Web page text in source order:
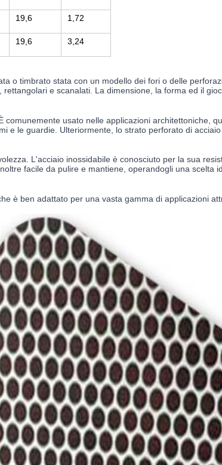
19,6 1,72
19,6 3,24
o timbrato stata con un modello dei fori o delle
e scanalati. La dimensione, la forma ed il
usato nelle applicazioni architettoniche,
e le guardie. Ulteriormente, lo strato perforato di
L'acciaio inossidabile è conosciuto per la sua
facile da pulire e mantiene, operandogli una scelta
è ben adattato per una vasta gamma di applicazioni